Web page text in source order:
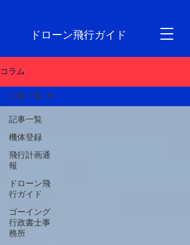
ドローン飛行ガイド
コラム
記事一覧
機体登録
飛行計画通
報
ドローン飛
行ガイド
ゴーイング
行政書士事
務所
記事一覧